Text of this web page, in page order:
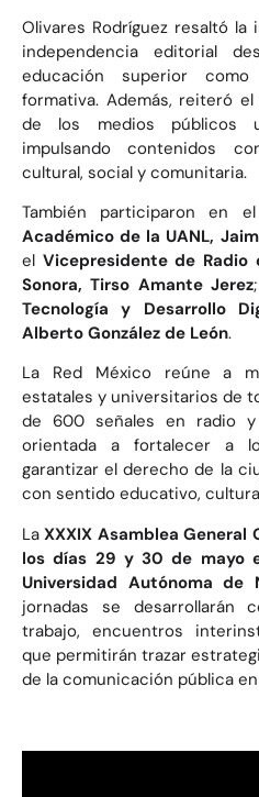
Olivares Rodríguez resaltó
independencia editorial
educación superior
formativa. Además, reiteró
de los medios públicos
impulsando contenidos
cultural, social y comunitaria.
También participaron en
Académico de la UANL,
el Vicepresidente de Radio
Sonora, Tirso Amante Jerez
Tecnología y Desarrollo
Alberto González de León.
La Red México reúne a
estatales y universitarios de
de 600 señales en radio
orientada a fortalecer a
garantizar el derecho de la
con sentido educativo,
LaXXXIX Asamblea General
los días 29 y 30 de mayo
Universidad Autónoma de
jornadas se desarrollarán
trabajo, encuentros
que permitirán trazar
de la comunicación pública